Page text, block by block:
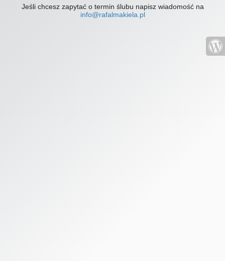
Jeśli chcesz zapytać o termin ślubu napisz wiadomość na
info@rafalmakiela.pl